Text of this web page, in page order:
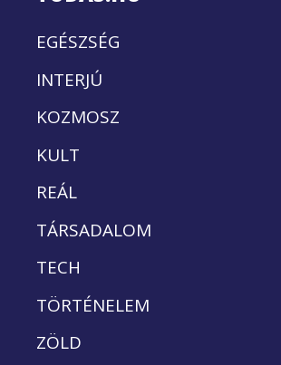
EGÉSZSÉG
INTERJÚ
KOZMOSZ
KULT
REÁL
TÁRSADALOM
TECH
TÖRTÉNELEM
ZÖLD